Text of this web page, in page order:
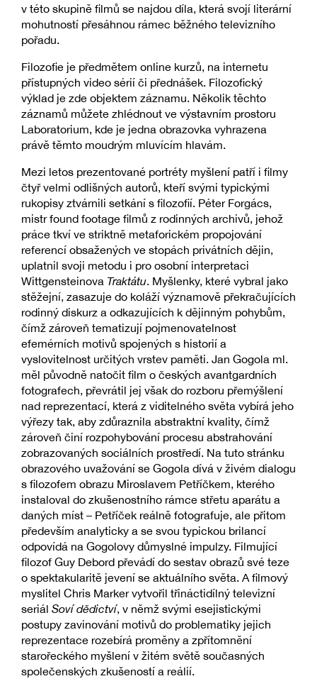
v této skupině filmů se najdou díla, která svojí literární
mohutností přesáhnou rámec běžného televizního
pořadu.
Filozofie je předmětem online kurzů, na internetu
přístupných video sérií či přednášek. Filozofický
výklad je zde objektem záznamu. Několik těchto
záznamů můžete zhlédnout ve výstavním prostoru
Laboratorium, kde je jedna obrazovka vyhrazena
právě těmto moudrým mluvícím hlavám.
Mezi letos prezentované portréty myšlení patří i filmy
čtyř velmi odlišných autorů, kteří svými typickými
rukopisy ztvárnili setkání s filozofií. Péter Forgács,
mistr found footage filmů z rodinných archivů, jehož
práce tkví ve striktně metaforickém propojování
referencí obsažených ve stopách privátních dějin,
uplatnil svoji metodu i pro osobní interpretaci
Wittgensteinova Traktátu. Myšlenky, které vybral jako
stěžejní, zasazuje do koláží významově překračujících
rodinný diskurz a odkazujících k dějinným pohybům,
čímž zároveň tematizují pojmenovatelnost
efemérních motivů spojených s historií a
vyslovitelnost určitých vrstev paměti. Jan Gogola ml.
měl původně natočit film o českých avantgardních
fotografech, převrátil jej však do rozboru přemýšlení
nad reprezentací, která z viditelného světa vybírá jeho
výřezy tak, aby zdůraznila abstraktní kvality, čímž
zároveň činí rozpohybování procesu abstrahování
zobrazovaných sociálních prostředí. Na tuto stránku
obrazového uvažování se Gogola dívá v živém dialogu
s filozofem obrazu Miroslavem Petříčkem, kterého
instaloval do zkušenostního rámce střetu aparátu a
daných míst – Petříček reálně fotografuje, ale přitom
především analyticky a se svou typickou brilancí
odpovídá na Gogolovy důmyslné impulzy. Filmující
filozof Guy Debord převádí do sestav obrazů své teze
o spektakularitě jevení se aktuálního světa. A filmový
myslitel Chris Marker vytvořil třináctidílný televizní
seriál Soví dědictví, v němž svými esejistickými
postupy zavinování motivů do problematiky jejich
reprezentace rozebírá proměny a zpřítomnění
starořeckého myšlení v žitém světě současných
společenských zkušeností a reálií.